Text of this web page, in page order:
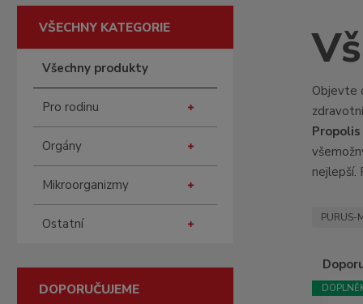
Objevte
nejlepší.
PURUS-
Ř
VŠECHNY KATEGORIE
Všechny produkty
Pro rodinu
Orgány
Mikroorganizmy
Ostatní
DOPORUČUJEME